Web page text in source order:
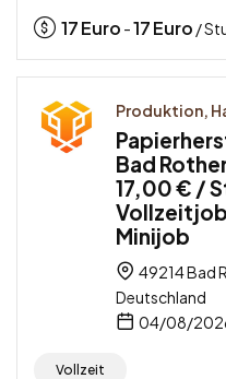
17Euro -17Euro /
Produktion,
Bad
17,00 € /
Minijob
49214 Bad
Deutschland
04/08/
Vollzeit